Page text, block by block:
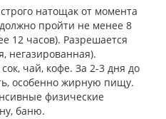
натощак от момента
пройти не менее 8
12 часов). Разрешается
негазированная).
чай, кофе. За 2-3 дня до
особенно жирную пищу.
физические
баню.